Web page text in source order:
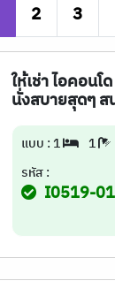
2 3
ให้เช่า ไอคอน
นั่งสบายสุดๆ ส
แบบ : 1 1
รหัส :
I0519-